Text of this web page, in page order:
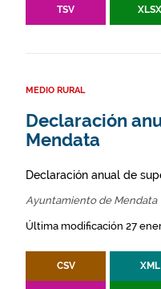
TSV XLSX
MEDIO RURAL
Declaración
Mendata
Declaración anual de
Ayuntamiento de Mendata
Última modificación 27
CSV XML